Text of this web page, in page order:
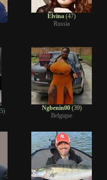
Elvina (47)
Russia
Ngbenin00(39)
Belgique